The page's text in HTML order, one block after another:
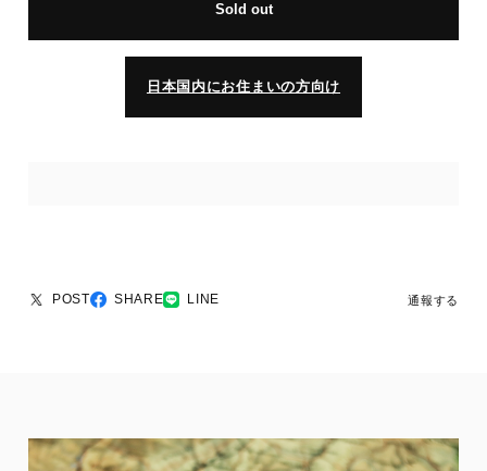
Sold out
日本国内にお住まいの方向け
POST SHARE LINE 通報する